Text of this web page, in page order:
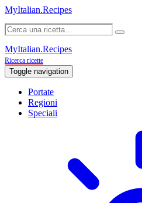
MyItalian.Recipes
MyItalian.Recipes
Ricerca ricette
Toggle navigation
Portate
Regioni
Speciali